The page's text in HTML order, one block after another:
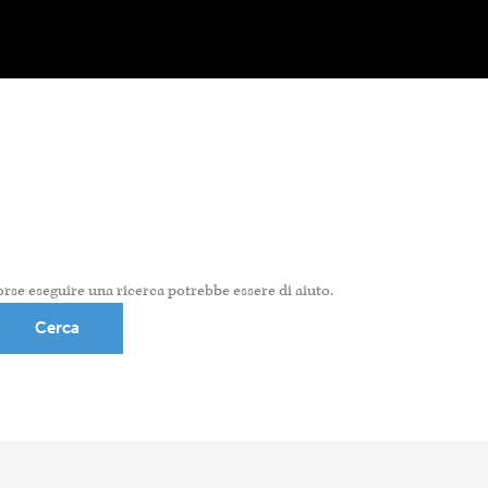
eseguire una ricerca potrebbe essere di aiuto.